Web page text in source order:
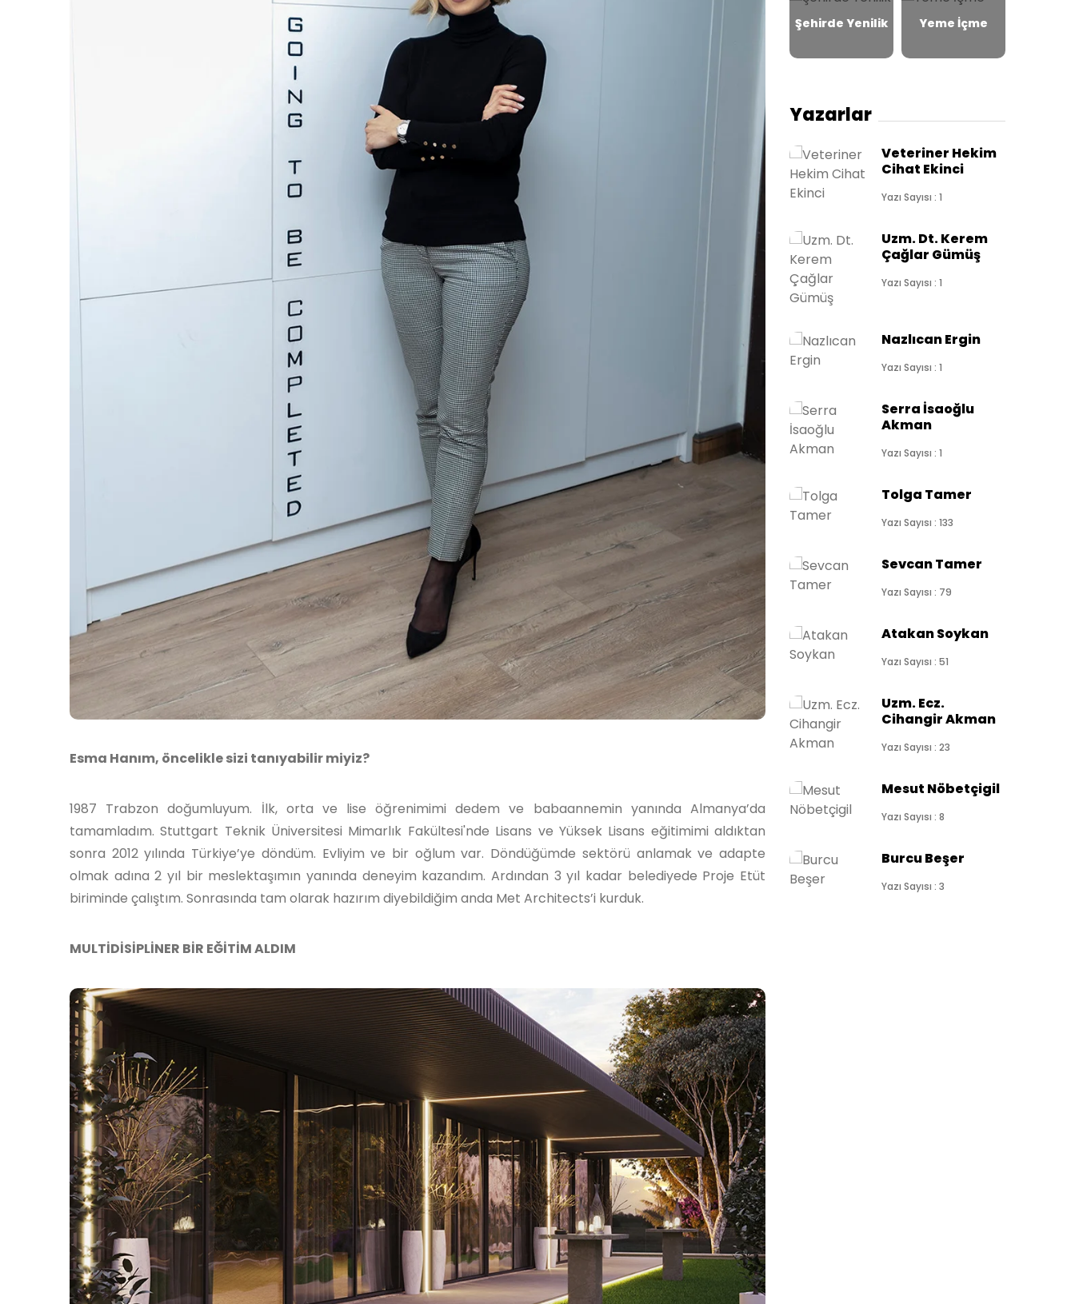
Esma Hanım, öncelikle sizi tanıyabilir miyiz?
1987 Trabzon doğumluyum. İlk, orta ve lise öğrenimimi dedem ve babaannemin yanında Almanya’da
tamamladım. Stuttgart Teknik Üniversitesi Mimarlık Fakültesi'nde Lisans ve Yüksek Lisans eğitimimi aldıktan
sonra 2012 yılında Türkiye’ye döndüm. Evliyim ve bir oğlum var. Döndüğümde sektörü anlamak ve adapte
olmak adına 2 yıl bir meslektaşımın yanında deneyim kazandım. Ardından 3 yıl kadar belediyede Proje Etüt
biriminde çalıştım. Sonrasında tam olarak hazırım diyebildiğim anda Met Architects’i kurduk.
MULTİDİSİPLİNER BİR EĞİTİM ALDIM
Şehirde Yenilik Yeme İçme
Yazarlar
Veteriner Hekim
Cihat Ekinci
Yazı Sayısı : 1
Uzm. Dt. Kerem
Çağlar Gümüş
Yazı Sayısı : 1
Nazlıcan Ergin
Yazı Sayısı : 1
Serra İsaoğlu
Akman
Yazı Sayısı : 1
Tolga Tamer
Yazı Sayısı : 133
Sevcan Tamer
Yazı Sayısı : 79
Atakan Soykan
Yazı Sayısı : 51
Uzm. Ecz.
Cihangir Akman
Yazı Sayısı : 23
Mesut Nöbetçigil
Yazı Sayısı : 8
Burcu Beşer
Yazı Sayısı : 3